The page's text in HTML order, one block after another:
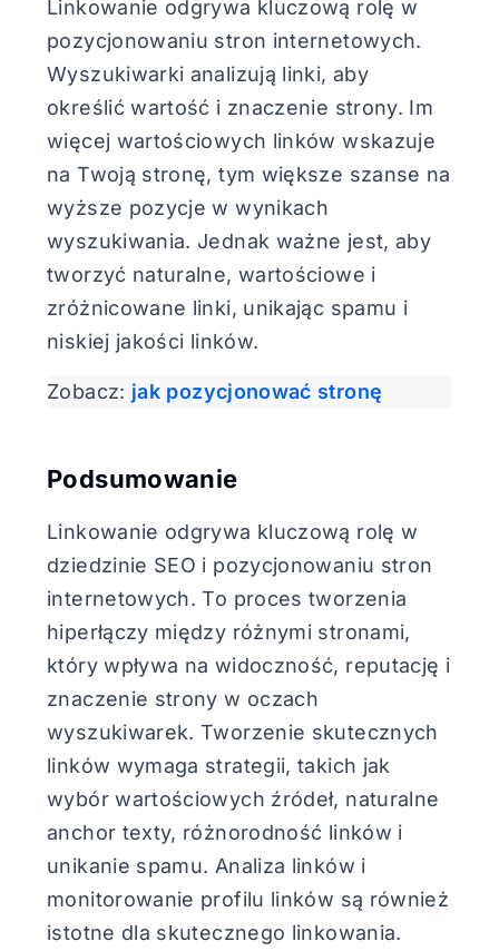
Linkowanie odgrywa kluczową rolę w
pozycjonowaniu stron internetowych.
Wyszukiwarki analizują linki, aby
określić wartość i znaczenie strony. Im
więcej wartościowych linków wskazuje
na Twoją stronę, tym większe szanse na
wyższe pozycje w wynikach
wyszukiwania. Jednak ważne jest, aby
tworzyć naturalne, wartościowe i
zróżnicowane linki, unikając spamu i
niskiej jakości linków.
Zobacz: jak pozycjonować stronę
Podsumowanie
Linkowanie odgrywa kluczową rolę w
dziedzinie SEO i pozycjonowaniu stron
internetowych. To proces tworzenia
hiperłączy między różnymi stronami,
który wpływa na widoczność, reputację i
znaczenie strony w oczach
wyszukiwarek. Tworzenie skutecznych
linków wymaga strategii, takich jak
wybór wartościowych źródeł, naturalne
anchor texty, różnorodność linków i
unikanie spamu. Analiza linków i
monitorowanie profilu linków są również
istotne dla skutecznego linkowania.